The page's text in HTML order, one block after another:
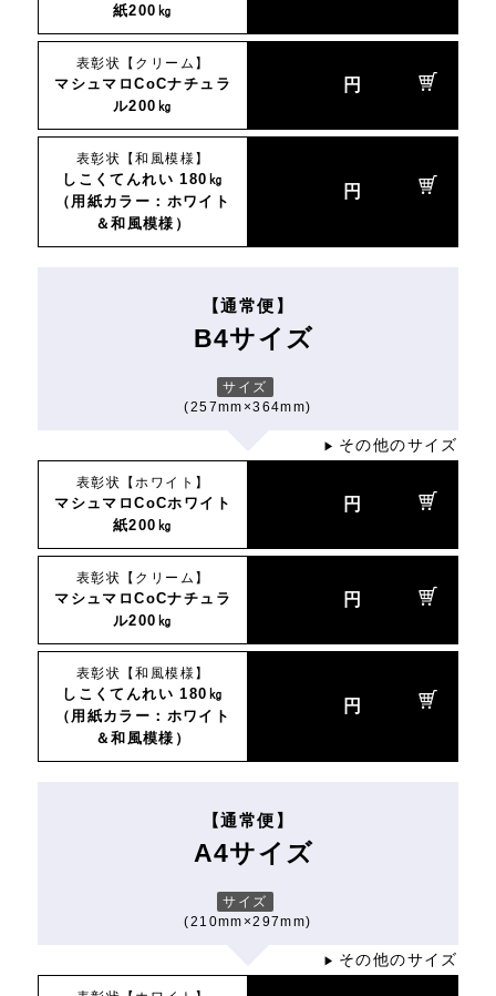
紙200㎏
表彰状【クリーム】
マシュマロCoCナチュラ
ル200㎏
円
表彰状【和風模様】
しこくてんれい 180㎏
（用紙カラー：ホワイト
＆和風模様）
円
【通常便】
B4サイズ
サイズ
(257mm×364mm)
▶ その他のサイズ
表彰状【ホワイト】
マシュマロCoCホワイト
紙200㎏
円
表彰状【クリーム】
マシュマロCoCナチュラ
ル200㎏
円
表彰状【和風模様】
しこくてんれい 180㎏
（用紙カラー：ホワイト
＆和風模様）
円
【通常便】
A4サイズ
サイズ
(210mm×297mm)
▶ その他のサイズ